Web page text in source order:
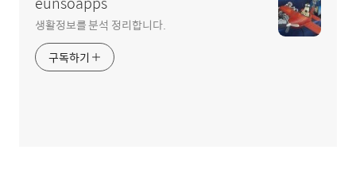
생활정보를 분석 정리합니다.
구독하기